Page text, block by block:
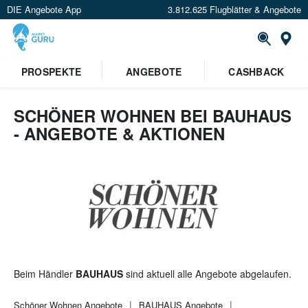
DIE Angebote App 3.812.625 Flugblätter & Angebote
Standort festlegen
PROSPEKTE ANGEBOTE CASHBACK
SCHÖNER WOHNEN BEI BAUHAUS
- ANGEBOTE & AKTIONEN
Beim Händler BAUHAUS sind aktuell alle Angebote abgelaufen.
Schöner Wohnen Angebote BAUHAUS Angebote